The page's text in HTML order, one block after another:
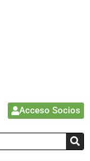
Acceso Socios